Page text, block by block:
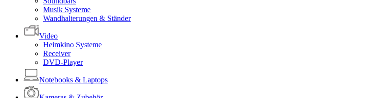
Musik Systeme
Wandhalterungen & Ständer
Video
Heimkino Systeme
Receiver
DVD-Player
Notebooks & Laptops